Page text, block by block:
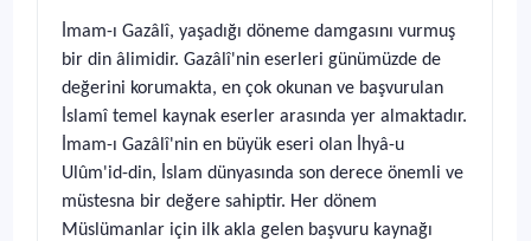
İmam-ı Gazâlî, yaşadığı döneme damgasını vurmuş
bir din âlimidir. Gazâlî'nin eserleri günümüzde de
değerini korumakta, en çok okunan ve başvurulan
İslamî temel kaynak eserler arasında yer almaktadır.
İmam-ı Gazâlî'nin en büyük eseri olan İhyâ-u
Ulûm'id-din, İslam dünyasında son derece önemli ve
müstesna bir değere sahiptir. Her dönem
Müslümanlar için ilk akla gelen başvuru kaynağı